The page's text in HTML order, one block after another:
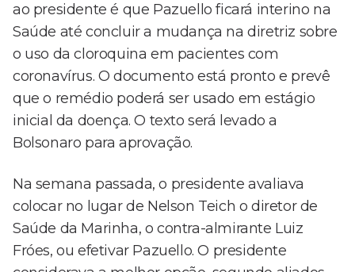
ao presidente é que Pazuello ficará interino na
Saúde até concluir a mudança na diretriz sobre
o uso da cloroquina em pacientes com
coronavírus. O documento está pronto e prevê
que o remédio poderá ser usado em estágio
inicial da doença. O texto será levado a
Bolsonaro para aprovação.
Na semana passada, o presidente avaliava
colocar no lugar de Nelson Teich o diretor de
Saúde da Marinha, o contra-almirante Luiz
Fróes, ou efetivar Pazuello. O presidente